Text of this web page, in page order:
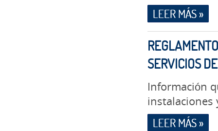
LEER MÁS »
SERVICIOS
Información
instalaciones
LEER MÁS »